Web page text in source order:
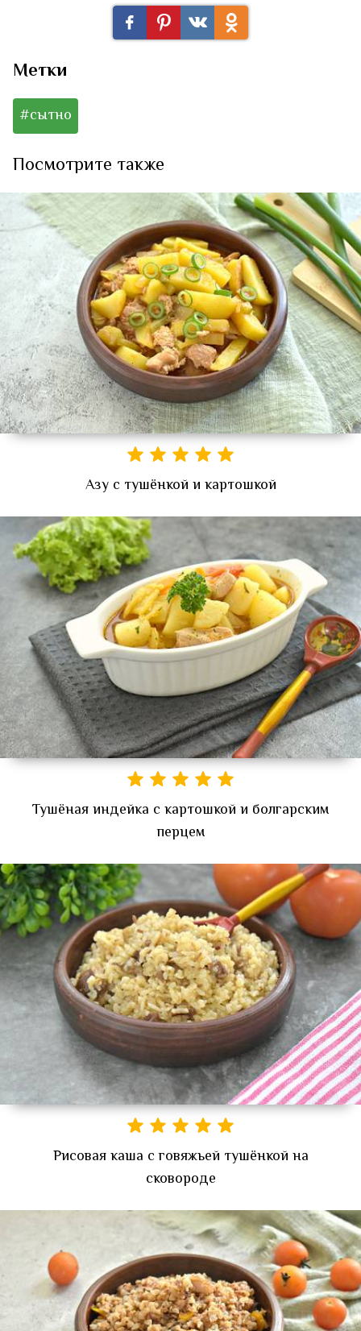
Метки
#сытно
Посмотрите также
Азу с тушёнкой и картошкой
Тушёная индейка с картошкой и болгарским
перцем
Рисовая каша с говяжьей тушёнкой на
сковороде